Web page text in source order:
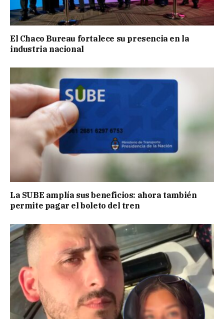
El Chaco Bureau fortalece su presencia en la
industria nacional
La SUBE amplía sus beneficios: ahora también
permite pagar el boleto del tren